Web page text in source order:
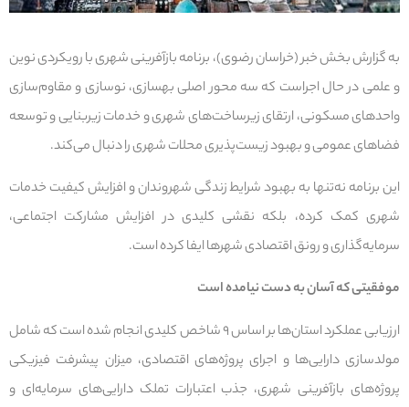
به گزارش بخش خبر (خراسان رضوی)، برنامه بازآفرینی شهری با رویکردی نوین
و علمی در حال اجراست که سه محور اصلی بهسازی، نوسازی و مقاوم‌سازی
واحدهای مسکونی، ارتقای زیرساخت‌های شهری و خدمات زیربنایی و توسعه
فضاهای عمومی و بهبود زیست‌پذیری محلات شهری را دنبال می‌کند.
این برنامه نه‌تنها به بهبود شرایط زندگی شهروندان و افزایش کیفیت خدمات
شهری کمک کرده، بلکه نقشی کلیدی در افزایش مشارکت اجتماعی،
سرمایه‌گذاری و رونق اقتصادی شهرها ایفا کرده است.
موفقیتی که آسان به دست نیامده است
ارزیابی عملکرد استان‌ها بر اساس ۹ شاخص کلیدی انجام شده است که شامل
مولدسازی دارایی‌ها و اجرای پروژه‌های اقتصادی، میزان پیشرفت فیزیکی
پروژه‌های بازآفرینی شهری، جذب اعتبارات تملک دارایی‌های سرمایه‌ای و